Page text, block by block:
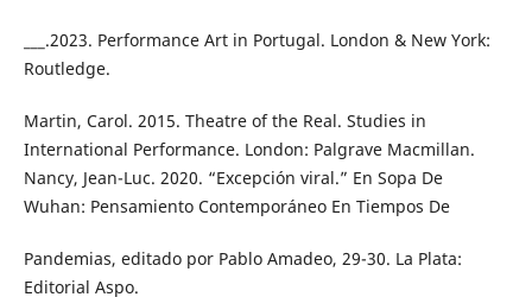
___.2023. Performance Art in Portugal. London & New York:
Routledge.
Martin, Carol. 2015. Theatre of the Real. Studies in
International Performance. London: Palgrave Macmillan.
Nancy, Jean-Luc. 2020. “Excepción viral.” En Sopa De
Wuhan: Pensamiento Contemporáneo En Tiempos De
Pandemias, editado por Pablo Amadeo, 29-30. La Plata:
Editorial Aspo.